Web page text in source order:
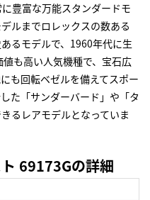
豊富な万能スタンダードモ
ルまでロレックスの数ある
るモデルで、1960年代に生
も高い人気機種で、宝石広
も回転ベゼルを備えてスポー
た「サンダーバード」や「タ
るレアモデルとなっていま
69173Gの詳細